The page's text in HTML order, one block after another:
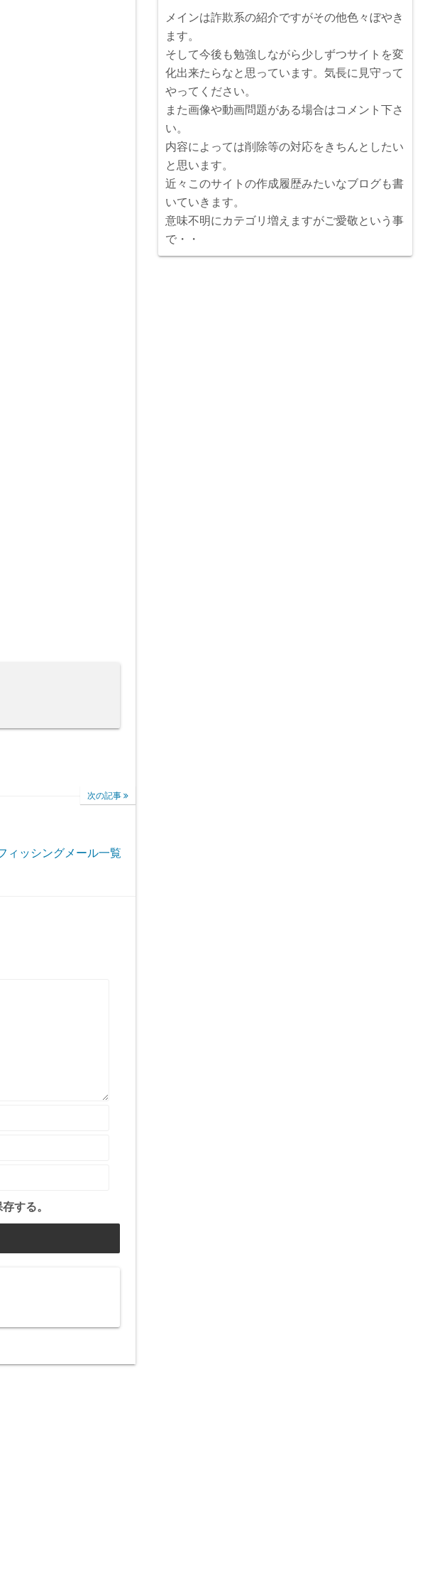
次の記事
ィッシングメール一覧
する。
メインは詐欺系の紹介ですがその他色々ぼやき
ます。
そして今後も勉強しながら少しずつサイトを変
化出来たらなと思っています。気長に見守って
やってください。
また画像や動画問題がある場合はコメント下さ
い。
内容によっては削除等の対応をきちんとしたい
と思います。
近々このサイトの作成履歴みたいなブログも書
いていきます。
意味不明にカテゴリ増えますがご愛敬という事
で・・